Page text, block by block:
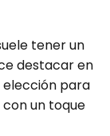
tener un
destacar en
elección para
un toque